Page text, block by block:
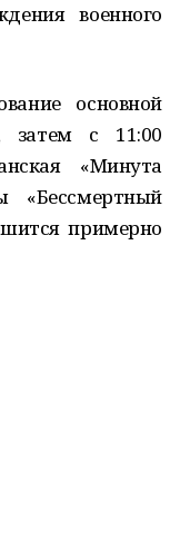
военного
основной
затем с 11:00
«Минута
«Бессмертный
примерно